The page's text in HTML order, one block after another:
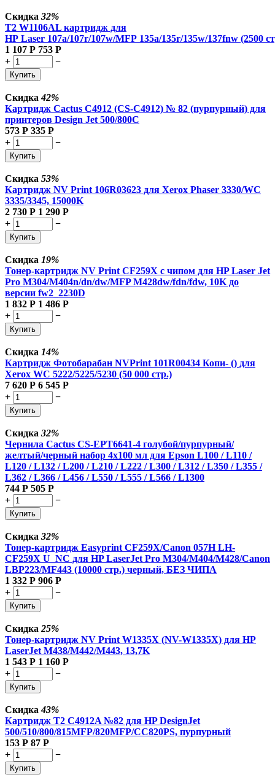
Скидка 32%
T2 W1106AL картридж для
HP Laser 107a/107r/107w/MFP 135a/135r/135w/137fnw (2500
1 107 Р 753 Р
+
−
Купить
Скидка42%
Картридж Cactus C4912 (CS-C4912) № 82 (пурпурный) для
принтеров Design Jet 500/800C
573 Р 335 Р
+
−
Купить
Скидка 53%
Картридж NV Print 106R03623 для Xerox Phaser 3330/WC
3335/3345, 15000K
2 730 Р 1 290 Р
+
−
Купить
Скидка 19%
Тонер-картридж NV Print CF259X с чипом для HP Laser Jet
Pro M304/M404n/dn/dw/MFP M428dw/fdn/fdw, 10K до
версии fw2_2230D
1 832 Р 1 486 Р
+
−
Купить
Скидка 14%
Картридж Фотобарабан NVPrint 101R00434 Копи- () для
Xerox WC 5222/5225/5230 (50 000 стр.)
7 620 Р 6 545 Р
+
−
Купить
Скидка 32%
Чернила Cactus CS-EPT6641-4 голубой/пурпурный/
желтый/черный набор 4x100 мл для Epson L100 / L110 /
L120 / L132 / L200 / L210 / L222 / L300 / L312 / L350 / L355 /
L362 / L366 / L456 / L550 / L555 / L566 / L1300
744 Р 505 Р
+
−
Купить
Скидка 32%
Тонер-картридж Easyprint CF259X/Canon 057H LH-
CF259X U_NC для HP LaserJet Pro M304/M404/M428/Canon
LBP223/MF443 (10000 стр.) черный, БЕЗ ЧИПА
1 332 Р 906 Р
+
−
Купить
Скидка 25%
Тонер-картридж NV Print W1335X (NV-W1335X) для HP
LaserJet M438/M442/M443, 13,7K
1 543 Р 1 160 Р
+
−
Купить
Скидка43%
Картридж T2 C4912A №82 для HP DesignJet
500/510/800/815MFP/820MFP/CC820PS, пурпурный
153 Р 87 Р
+
−
Купить